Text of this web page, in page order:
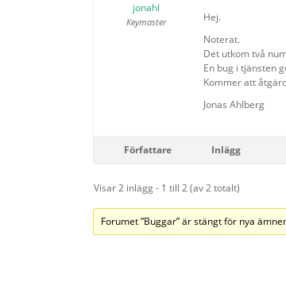
jonahl
Keymaster
Hej.
Noterat.
Det utkom två
En bug i tjänsten
Kommer att
Jonas Ahlberg
Författare Inlägg
Visar 2 inlägg - 1 till 2 (av 2 totalt)
Forumet ”Buggar” är stängt för nya